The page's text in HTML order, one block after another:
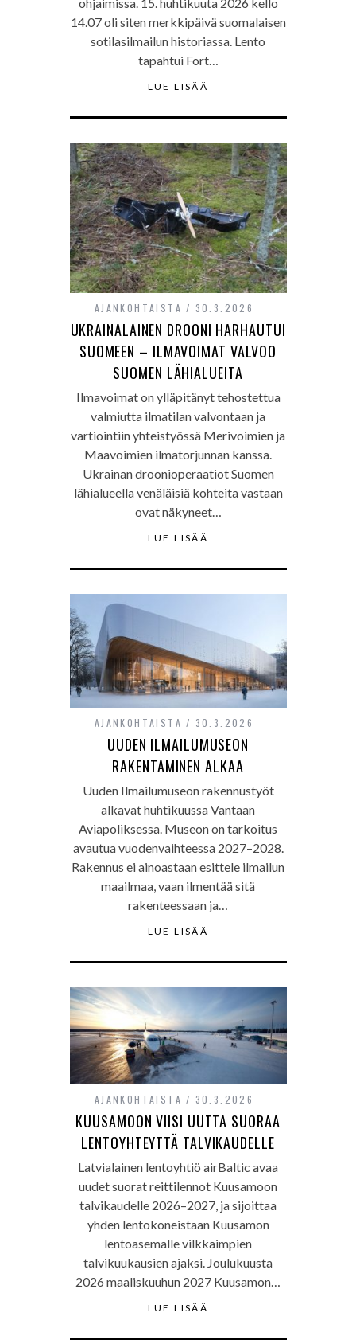
14.07 oli siten merkkipäivä suomalaisen
sotilasilmailun historiassa. Lento
tapahtui Fort…
LUE LISÄÄ
AJANKOHTAISTA 30.3.2026
UKRAINALAINEN DROONI HARHAUTUI
SUOMEEN – ILMAVOIMAT VALVOO
SUOMEN LÄHIALUEITA
Ilmavoimat on ylläpitänyt tehostettua
valmiutta ilmatilan valvontaan ja
vartiointiin yhteistyössä Merivoimien ja
Maavoimien ilmatorjunnan kanssa.
Ukrainan droonioperaatiot Suomen
lähialueella venäläisiä kohteita vastaan
ovat näkyneet…
LUE LISÄÄ
AJANKOHTAISTA 30.3.2026
UUDEN ILMAILUMUSEON
RAKENTAMINEN ALKAA
Uuden Ilmailumuseon rakennustyöt
alkavat huhtikuussa Vantaan
Aviapoliksessa. Museon on tarkoitus
avautua vuodenvaihteessa 2027–2028.
Rakennus ei ainoastaan esittele ilmailun
maailmaa, vaan ilmentää sitä
rakenteessaan ja…
LUE LISÄÄ
AJANKOHTAISTA 30.3.2026
KUUSAMOON VIISI UUTTA SUORAA
LENTOYHTEYTTÄ TALVIKAUDELLE
Latvialainen lentoyhtiö airBaltic avaa
uudet suorat reittilennot Kuusamoon
talvikaudelle 2026–2027, ja sijoittaa
yhden lentokoneistaan Kuusamon
lentoasemalle vilkkaimpien
talvikuukausien ajaksi. Joulukuusta
2026 maaliskuuhun 2027 Kuusamon…
LUE LISÄÄ